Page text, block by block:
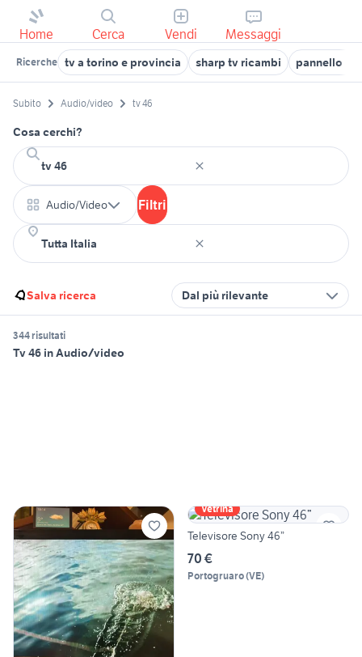
Home Cerca Vendi Messaggi
Ricerche tv a torino e provincia sharp tv ricambi pannello
Subito Audio/video tv 46
Cosa cerchi?
Audio/Video Filtri
Salva ricerca Dal più rilevante
344 risultati
Tv 46 in Audio/video
Vetrina
Televisore Sony 46”
70 €
Portogruaro(VE)